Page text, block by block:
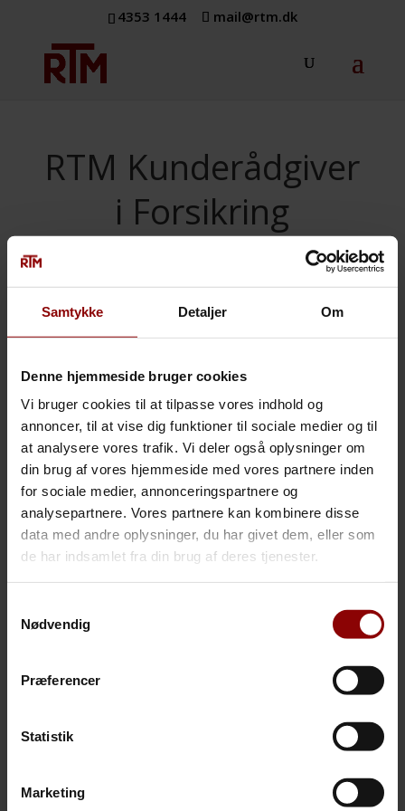
Samtykke Detaljer Om
Denne hjemmeside bruger cookies
Vi bruger cookies til at tilpasse vores indhold og
annoncer, til at vise dig funktioner til sociale medier og til
at analysere vores trafik. Vi deler også oplysninger om
din brug af vores hjemmeside med vores partnere inden
for sociale medier, annonceringspartnere og
analysepartnere. Vores partnere kan kombinere disse
data med andre oplysninger, du har givet dem, eller som
de har indsamlet fra din brug af deres tjenester.
Nødvendig
Præferencer
Statistik
Marketing
4353 1444 mail@rtm.dk
RTM Kunderådgiver
i Forsikring
Brian Jelsborg
Kunderådgiver
Jeg har over 20 års erfaring i forsikringsbranchen, heraf
mere end halvdelen med erhvervskunder.
Har stærke kompetencer indenfor risikorådgivning og
formidling.
Til daglig er jeg tilknyttet Greve kontoret.
Kontakt mig her